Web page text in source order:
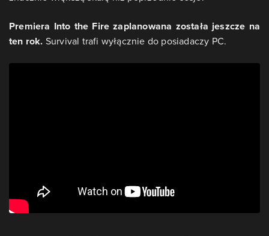
Premiera Into the Fire zaplanowana została jeszcze na
ten rok. Survival trafi wyłącznie do posiadaczy PC.